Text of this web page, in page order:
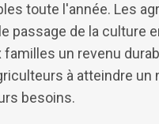
toute l'année. Les
passage de la culture
un revenu
à atteindre un
besoins.